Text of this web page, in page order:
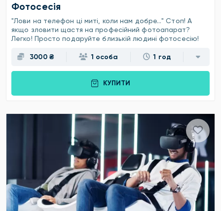
Фотосесія
"Лови на телефон ці миті, коли нам добре…" Стоп! А
якщо зловити щастя на професійний фотоапарат?
Легко! Просто подаруйте близькій людині фотосесію!
3000 ₴ 1 особа 1 год
КУПИТИ